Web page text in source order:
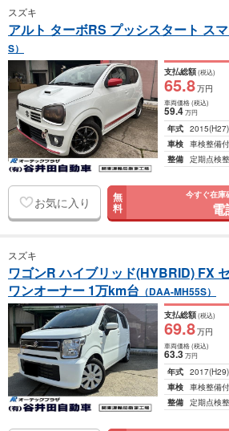
スズキ
アルト ターボRS プッシスタート ス
S）
支払総額(税込)
65.8万円
車両価格(税込)
59.4万円
年式 2015(H27)
車検 車検整備付
整備 定期点検
お気に入り 無
料
今すぐ在庫
電
スズキ
ワゴンR ハイブリッド(HYBRID) FX
ワンオーナー 1万km台 （DAA-MH55S）
支払総額(税込)
69.8万円
車両価格(税込)
63.3万円
年式 2017(H29)
車検 車検整備付
整備 定期点検